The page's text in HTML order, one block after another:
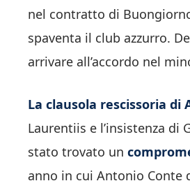
nel contratto di
spaventa il club azzurro.
arrivare all’accordo nel
La clausola rescissoria di
Laurentiis e l’insistenza di
stato trovato un
anno in cui Antonio Conte